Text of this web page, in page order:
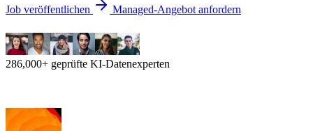
Job veröffentlichen Managed-Angebot anfordern
286,000+ geprüfte KI-Datenexperten